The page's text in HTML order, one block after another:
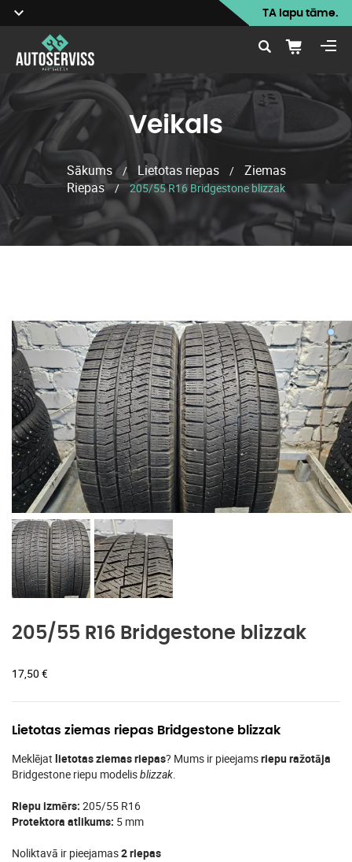
TA lapu tāme.
Veikals
Sākums / Lietotas riepas /
Ziemas
Riepas / 205/55 R16 Bridgestone blizzak
205/55 R16 Bridgestone blizzak
17,50 €
Lietotas ziemas riepas Bridgestone blizzak
Meklējat lietotas ziemas riepas? Mums ir pieejamsriepu ražotāja
Bridgestone riepu modelisblizzak.
Riepu izmērs: 205/55 R16
Protektora atlikums: 5 mm
Noliktavā ir pieejamas2 riepas